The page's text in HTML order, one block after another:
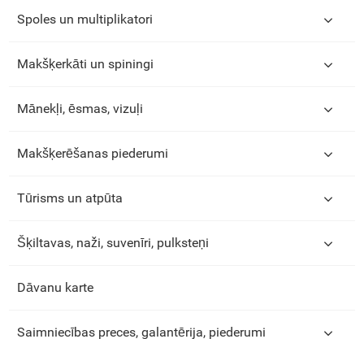
Spoles un multiplikatori
Makšķerkāti un spiningi
Mānekļi, ēsmas, vizuļi
Makšķerēšanas piederumi
Tūrisms un atpūta
Šķiltavas, naži, suvenīri, pulksteņi
Dāvanu karte
Saimniecības preces, galantērija, piederumi